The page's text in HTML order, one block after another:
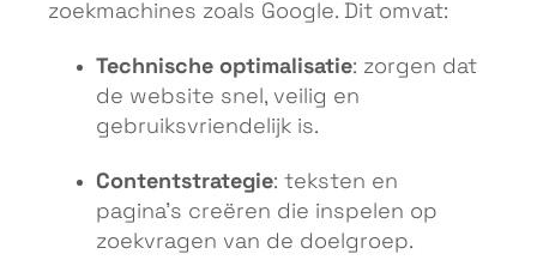
zoekmachines zoals Google. Dit omvat:
Technische optimalisatie: zorgen dat
de website snel, veilig en
gebruiksvriendelijk is.
Contentstrategie: teksten en
pagina’s creëren die inspelen op
zoekvragen van de doelgroep.